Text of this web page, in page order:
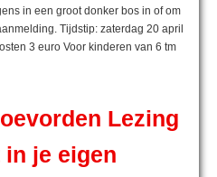
in een groot donker bos in of om
aanmelding. Tijdstip: zaterdag 20 april
3 euro Voor kinderen van 6 tm
Lezing
je eigen